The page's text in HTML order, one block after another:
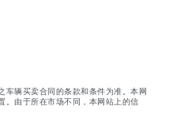
辆买卖合同的条款和条件为准。本网
。由于所在市场不同，本网站上的信